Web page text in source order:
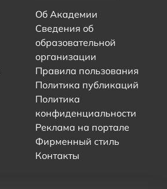
Об Академии
Сведения об
образовательной
организации
Правила пользования
Политика публикаций
Политика
конфиденциальности
Реклама на портале
Фирменный стиль
Контакты